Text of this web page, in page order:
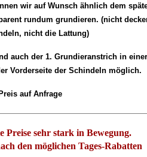
wir auf Wunsch ähnlich dem
rundum grundieren. (nicht
nicht die Lattung)
auch der 1. Grundieranstrich in
Vorderseite der Schindeln möglich.
auf Anfrage
Preise sehr stark in Bewegung.
den möglichen Tages-Rabatten